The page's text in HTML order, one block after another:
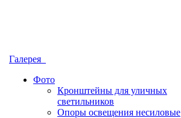
Галерея
Фото
Кронштейны для уличных
светильников
Опоры освещения несиловые